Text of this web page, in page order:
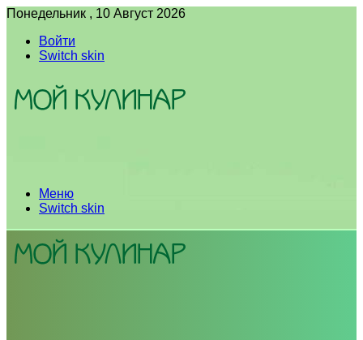
Понедельник , 10 Август 2026
Войти
Switch skin
Меню
Switch skin